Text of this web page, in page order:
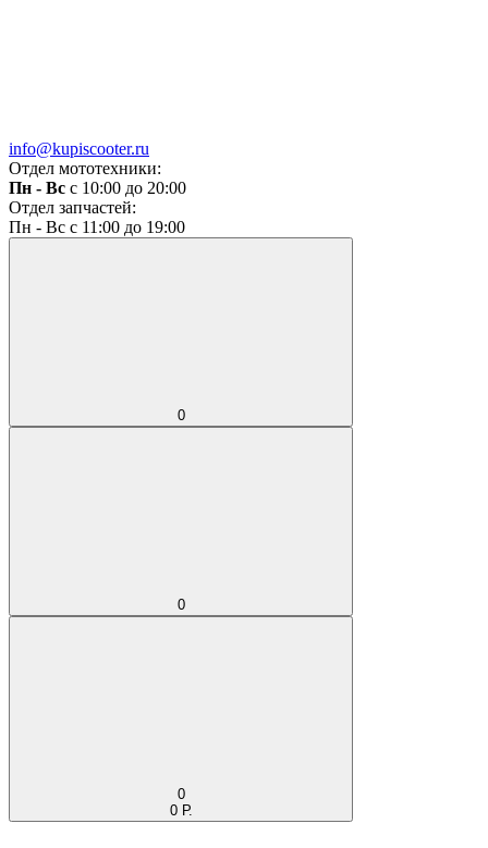
info@kupiscooter.ru
Отдел мототехники:
Пн - Вс с 10:00 до 20:00
Отдел запчастей:
Пн - Вс с 11:00 до 19:00
0
0
0
0 Р.